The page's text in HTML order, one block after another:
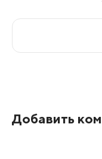
Добавить